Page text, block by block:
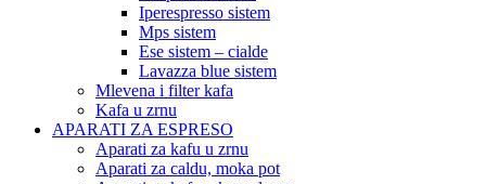
Iperespresso sistem
Mps sistem
Ese sistem – cialde
Lavazza blue sistem
Mlevena i filter kafa
Kafa u zrnu
APARATI ZA ESPRESO
Aparati za kafu u zrnu
Aparati za caldu, moka pot